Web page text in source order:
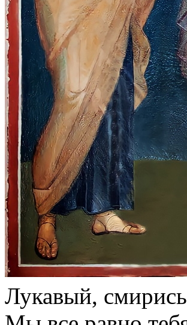
Лукавый,